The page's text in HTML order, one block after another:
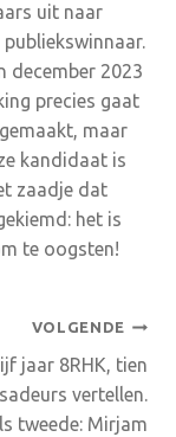
uit naar
december 2023
precies gaat
maar
kandidaat is
zaadje dat
het is
te oogsten!
VOLGENDE
jaar 8RHK, tien
vertellen.
tweede: Mirjam